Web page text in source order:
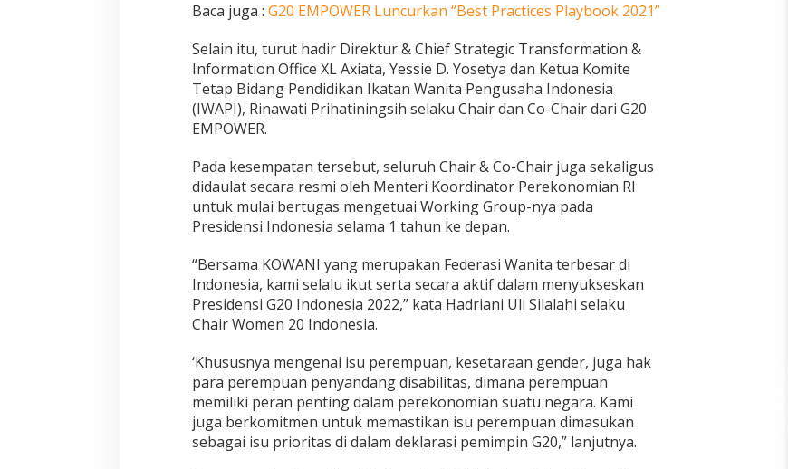
Baca juga : G20 EMPOWER Luncurkan “Best Practices Playbook 2021”
Selain itu, turut hadir Direktur & Chief Strategic Transformation &
Information Office XL Axiata, Yessie D. Yosetya dan Ketua Komite
Tetap Bidang Pendidikan Ikatan Wanita Pengusaha Indonesia
(IWAPI), Rinawati Prihatiningsih selaku Chair dan Co-Chair dari G20
EMPOWER.
Pada kesempatan tersebut, seluruh Chair & Co-Chair juga sekaligus
didaulat secara resmi oleh Menteri Koordinator Perekonomian RI
untuk mulai bertugas mengetuai Working Group-nya pada
Presidensi Indonesia selama 1 tahun ke depan.
“Bersama KOWANI yang merupakan Federasi Wanita terbesar di
Indonesia, kami selalu ikut serta secara aktif dalam menyukseskan
Presidensi G20 Indonesia 2022,” kata Hadriani Uli Silalahi selaku
Chair Women 20 Indonesia.
‘Khususnya mengenai isu perempuan, kesetaraan gender, juga hak
para perempuan penyandang disabilitas, dimana perempuan
memiliki peran penting dalam perekonomian suatu negara. Kami
juga berkomitmen untuk memastikan isu perempuan dimasukan
sebagai isu prioritas di dalam deklarasi pemimpin G20,” lanjutnya.